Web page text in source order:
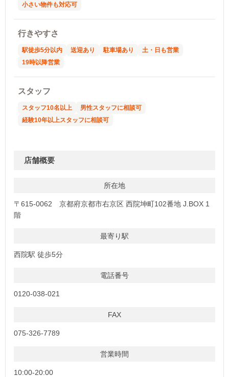
小さい物件も対応可
行きやすさ
駅徒歩5分以内 送迎あり 駐車場あり
土・日も営業
19時以降営業
スタッフ
スタッフ10名以上
男性スタッフに相談可
経験10年以上スタッフに相談可
店舗概要
所在地
〒615-0062 京都府京都市右京区 西院坤町102番地 J.BOX 1
階
最寄り駅
西院駅 徒歩5分
電話番号
0120-038-021
FAX
075-326-7789
営業時間
10:00-20:00